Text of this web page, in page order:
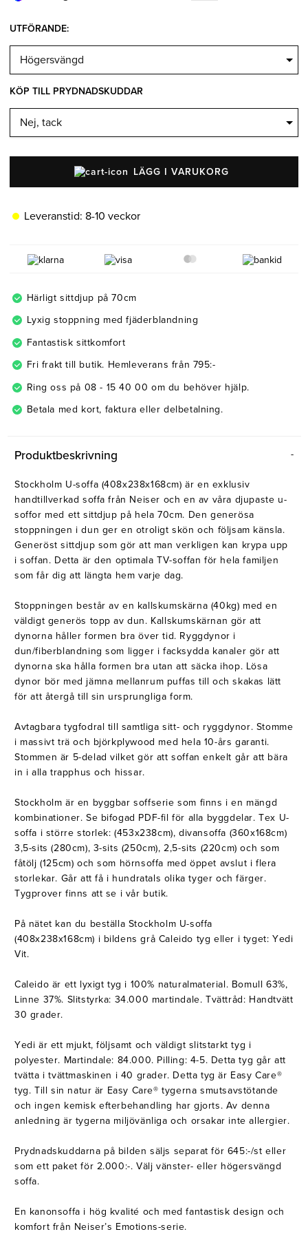
Belysning
Soffbord
UTFÖRANDE:
KÖP TILL PRYDNADSKUDDAR
LÄGG I VARUKORG
Leveranstid: 8-10 veckor
Härligt sittdjup på 70cm
Lyxig stoppning med fjäderblandning
Fantastisk sittkomfort
Fri frakt till butik. Hemleverans från 795:-
Ring oss på 08 - 15 40 00 om du behöver hjälp.
Betala med kort, faktura eller delbetalning.
Produktbeskrivning
Stockholm U-soffa (408x238x168cm) är en exklusiv
handtillverkad soffa från Neiser och en av våra djupaste u-
soffor med ett sittdjup på hela 70cm. Den generösa
stoppningen i dun ger en otroligt skön och följsam känsla.
Generöst sittdjup som gör att man verkligen kan krypa upp
i soffan. Detta är den optimala TV-soffan för hela familjen
som får dig att längta hem varje dag.
Stoppningen består av en kallskumskärna (40kg) med en
väldigt generös topp av dun. Kallskumskärnan gör att
dynorna håller formen bra över tid. Ryggdynor i
dun/fiberblandning som ligger i facksydda kanaler gör att
dynorna ska hålla formen bra utan att säcka ihop. Lösa
dynor bör med jämna mellanrum puffas till och skakas lätt
för att återgå till sin ursprungliga form.
Avtagbara tygfodral till samtliga sitt- och ryggdynor. Stomme
i massivt trä och björkplywood med hela 10-års garanti.
Stommen är 5-delad vilket gör att soffan enkelt går att bära
in i alla trapphus och hissar.
Stockholm är en byggbar soffserie som finns i en mängd
kombinationer. Se bifogad PDF-fil för alla byggdelar. Tex U-
soffa i större storlek: (453x238cm), divansoffa (360x168cm)
3,5-sits (280cm), 3-sits (250cm), 2,5-sits (220cm) och som
fåtölj (125cm) och som hörnsoffa med öppet avslut i flera
storlekar. Går att få i hundratals olika tyger och färger.
Tygprover finns att se i vår butik.
På nätet kan du beställa Stockholm U-soffa
(408x238x168cm) i bildens grå Caleido tyg eller i tyget: Yedi
Vit.
Caleido är ett lyxigt tyg i 100% naturalmaterial. Bomull 63%,
Linne 37%. Slitstyrka: 34.000 martindale. Tvättråd: Handtvätt
30 grader.
Yedi är ett mjukt, följsamt och väldigt slitstarkt tyg i
polyester. Martindale: 84.000. Pilling: 4-5. Detta tyg går att
tvätta i tvättmaskinen i 40 grader. Detta tyg är Easy Care®
tyg. Till sin natur är Easy Care® tygerna smutsavstötande
och ingen kemisk efterbehandling har gjorts. Av denna
anledning är tygerna miljövänliga och orsakar inte allergier.
Prydnadskuddarna på bilden säljs separat för 645:-/st eller
som ett paket för 2.000:-. Välj vänster- eller högersvängd
soffa.
En kanonsoffa i hög kvalité och med fantastisk design och
komfort från Neiser’s Emotions-serie.